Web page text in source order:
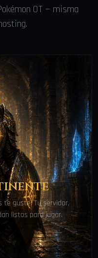
OT — misma
te guste. Tu servidor,
listos para jugar.